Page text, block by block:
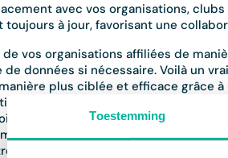
Toestemming
avec vos organisations,
toujours à jour, favorisant une
de vos organisations affiliées de
données si nécessaire. Voilà un
plus ciblée et efficace grâce
concernant la dynamique des
les plus récentes sur vos
fédération ou organisation-cadre.